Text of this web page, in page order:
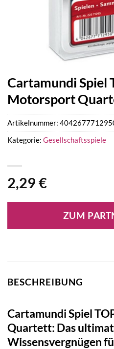
Cartamundi Spiel
Motorsport
2,29 €
ZUM
Artikelnummer:
Kategorie: Gesellschaftsspiele
BESCHREIBUNG
Cartamundi Spiel
Quartett: Das
Wissensvergnügen